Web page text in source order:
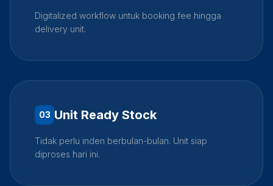
Digitalized workflow untuk booking fee hingga
delivery unit.
03 Unit Ready Stock
Tidak perlu inden berbulan-bulan. Unit siap
diproses hari ini.